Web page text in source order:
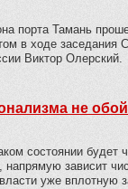
порта Тамань
в ходе заседания
Виктор Олерский.
не
состоянии будет
напрямую зависит
уже вплотную